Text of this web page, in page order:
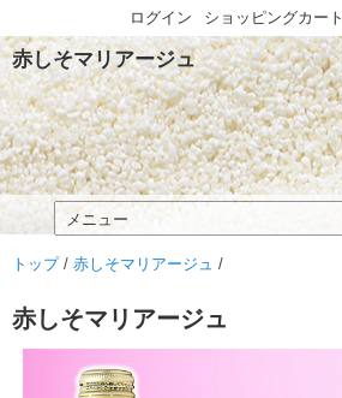
赤しそマリアージュ
トップ/ 赤しそマリアージュ /
赤しそマリアージュ
ショッピングカート
ログイン